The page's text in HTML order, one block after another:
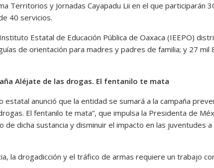
Territorios y Jornadas Cayapadu Lii en el que participarán
40 servicios.
Estatal de Educación Pública de Oaxaca (IEEPO)
de orientación para madres y padres de familia; y 27 mil
Aléjate de las drogas. El fentanilo te mata
estatal anunció que la entidad se sumará a la campaña
El fentanilo te mata”, que impulsa la Presidenta de
de dicha sustancia y disminuir el impacto en las juventudes
la drogadicción y el tráfico de armas requiere un trabajo